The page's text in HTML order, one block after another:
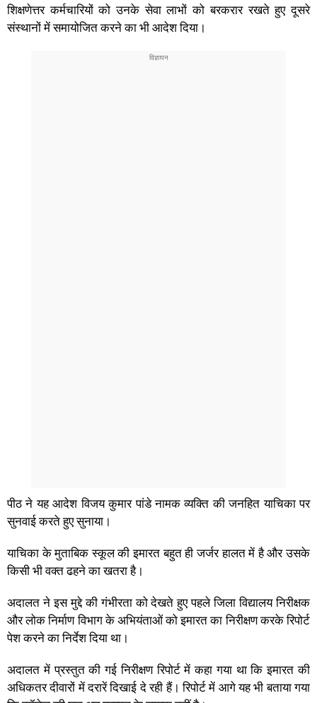
शिक्षणेत्तर कर्मचारियों को उनके सेवा लाभों को बरकरार रखते हुए दूसरे
संस्थानों में समायोजित करने का भी आदेश दिया।
पीठ ने यह आदेश विजय कुमार पांडे नामक व्यक्ति की जनहित याचिका पर
सुनवाई करते हुए सुनाया।
याचिका के मुताबिक स्कूल की इमारत बहुत ही जर्जर हालत में है और उसके
किसी भी वक्त ढहने का खतरा है।
अदालत ने इस मुद्दे की गंभीरता को देखते हुए पहले जिला विद्यालय निरीक्षक
और लोक निर्माण विभाग के अभियंताओं को इमारत का निरीक्षण करके रिपोर्ट
पेश करने का निर्देश दिया था।
अदालत में प्रस्तुत की गई निरीक्षण रिपोर्ट में कहा गया था कि इमारत की
अधिकतर दीवारों में दरारें दिखाई दे रही हैं। रिपोर्ट में आगे यह भी बताया गया